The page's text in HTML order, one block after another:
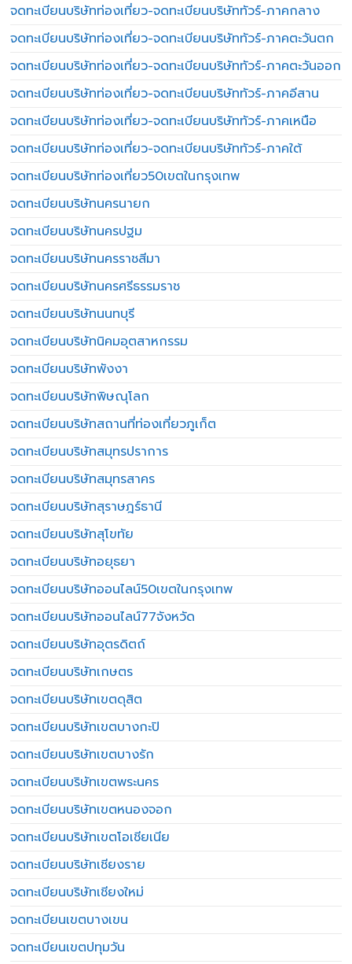
จดทะเบียนบริษัทท่องเที่ยว-จดทะเบียนบริษัททัวร์-ภาคกลาง
จดทะเบียนบริษัทท่องเที่ยว-จดทะเบียนบริษัททัวร์-ภาคตะวันตก
จดทะเบียนบริษัทท่องเที่ยว-จดทะเบียนบริษัททัวร์-ภาคตะวันออก
จดทะเบียนบริษัทท่องเที่ยว-จดทะเบียนบริษัททัวร์-ภาคอีสาน
จดทะเบียนบริษัทท่องเที่ยว-จดทะเบียนบริษัททัวร์-ภาคเหนือ
จดทะเบียนบริษัทท่องเที่ยว-จดทะเบียนบริษัททัวร์-ภาคใต้
จดทะเบียนบริษัทท่องเที่ยว50เขตในกรุงเทพ
จดทะเบียนบริษัทนครนายก
จดทะเบียนบริษัทนครปฐม
จดทะเบียนบริษัทนครราชสีมา
จดทะเบียนบริษัทนครศรีธรรมราช
จดทะเบียนบริษัทนนทบุรี
จดทะเบียนบริษัทนิคมอุตสาหกรรม
จดทะเบียนบริษัทพังงา
จดทะเบียนบริษัทพิษณุโลก
จดทะเบียนบริษัทสถานที่ท่องเที่ยวภูเก็ต
จดทะเบียนบริษัทสมุทรปราการ
จดทะเบียนบริษัทสมุทรสาคร
จดทะเบียนบริษัทสุราษฎร์ธานี
จดทะเบียนบริษัทสุโขทัย
จดทะเบียนบริษัทอยุธยา
จดทะเบียนบริษัทออนไลน์50เขตในกรุงเทพ
จดทะเบียนบริษัทออนไลน์77จังหวัด
จดทะเบียนบริษัทอุตรดิตถ์
จดทะเบียนบริษัทเกษตร
จดทะเบียนบริษัทเขตดุสิต
จดทะเบียนบริษัทเขตบางกะปิ
จดทะเบียนบริษัทเขตบางรัก
จดทะเบียนบริษัทเขตพระนคร
จดทะเบียนบริษัทเขตหนองจอก
จดทะเบียนบริษัทเขตโอเชียเนีย
จดทะเบียนบริษัทเชียงราย
จดทะเบียนบริษัทเชียงใหม่
จดทะเบียนเขตบางเขน
จดทะเบียนเขตปทุมวัน